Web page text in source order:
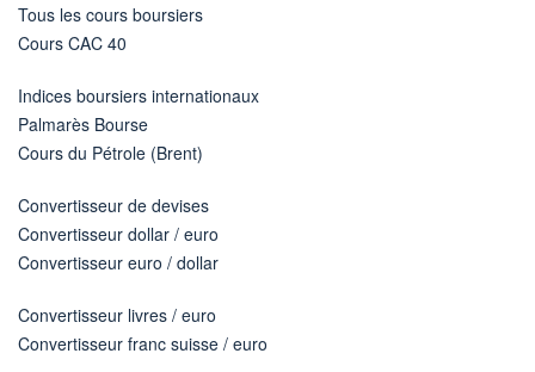
Tous les cours boursiers
Cours CAC 40
Indices boursiers internationaux
Palmarès Bourse
Cours du Pétrole (Brent)
Convertisseur de devises
Convertisseur dollar / euro
Convertisseur euro / dollar
Convertisseur livres / euro
Convertisseur franc suisse / euro